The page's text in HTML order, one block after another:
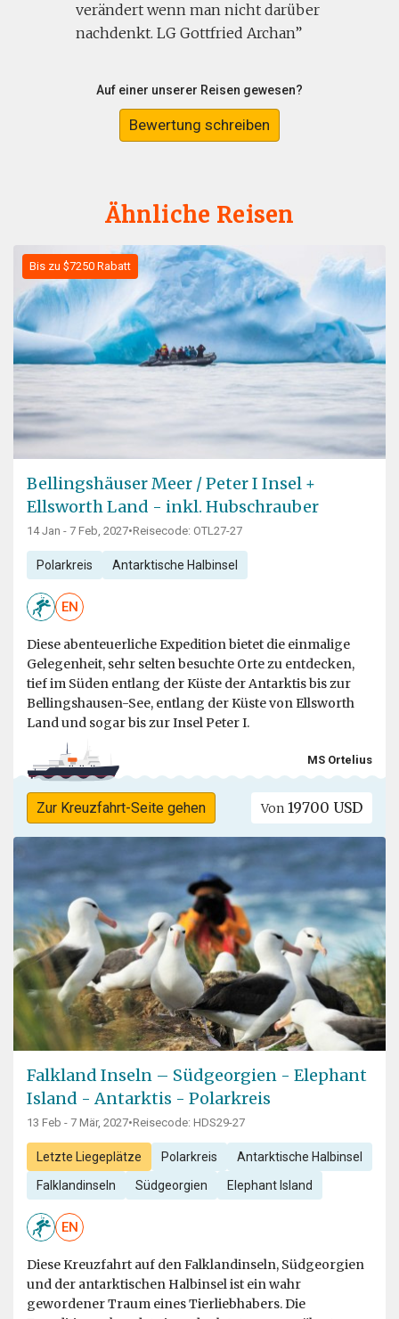
verändert wenn man nicht darüber
nachdenkt. LG Gottfried Archan
Auf einer unserer Reisen gewesen?
Bewertung schreiben
Ähnliche Reisen
Bis zu $7250 Rabatt
Bellingshäuser Meer / Peter I Insel +
Ellsworth Land - inkl. Hubschrauber
14 Jan - 7 Feb, 2027•Reisecode: OTL27-27
Polarkreis Antarktische Halbinsel
EN
Diese abenteuerliche Expedition bietet die einmalige
Gelegenheit, sehr selten besuchte Orte zu entdecken,
tief im Süden entlang der Küste der Antarktis bis zur
Bellingshausen-See, entlang der Küste von Ellsworth
Land und sogar bis zur Insel Peter I.
MS Ortelius
Zur Kreuzfahrt-Seite gehen Von 19700 USD
Falkland Inseln – Südgeorgien - Elephant
Island - Antarktis - Polarkreis
13 Feb - 7 Mär, 2027•Reisecode: HDS29-27
Letzte Liegeplätze Polarkreis Antarktische Halbinsel
Falklandinseln Südgeorgien Elephant Island
EN
Diese Kreuzfahrt auf den Falklandinseln, Südgeorgien
und der antarktischen Halbinsel ist ein wahr
gewordener Traum eines Tierliebhabers. Die